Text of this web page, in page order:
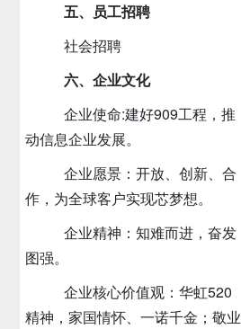
五、员工招聘
社会招聘
六、企业文化
企业使命:建好909工程，推
动信息企业发展。
企业愿景：开放、创新、合
作，为全球客户实现芯梦想。
企业精神：知难而进，奋发
图强。
企业核心价值观：华虹520
精神，家国情怀、一诺千金；敬业